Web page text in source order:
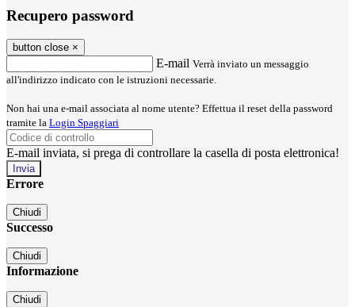
Recupero password
button close ×
E-mail Verrà inviato un messaggio
all'indirizzo indicato con le istruzioni necessarie.
Non hai una e-mail associata al nome utente? Effettua il reset della password
tramite la Login Spaggiari
E-mail inviata, si prega di controllare la casella di posta elettronica!
Errore
Chiudi
Successo
Chiudi
Informazione
Chiudi